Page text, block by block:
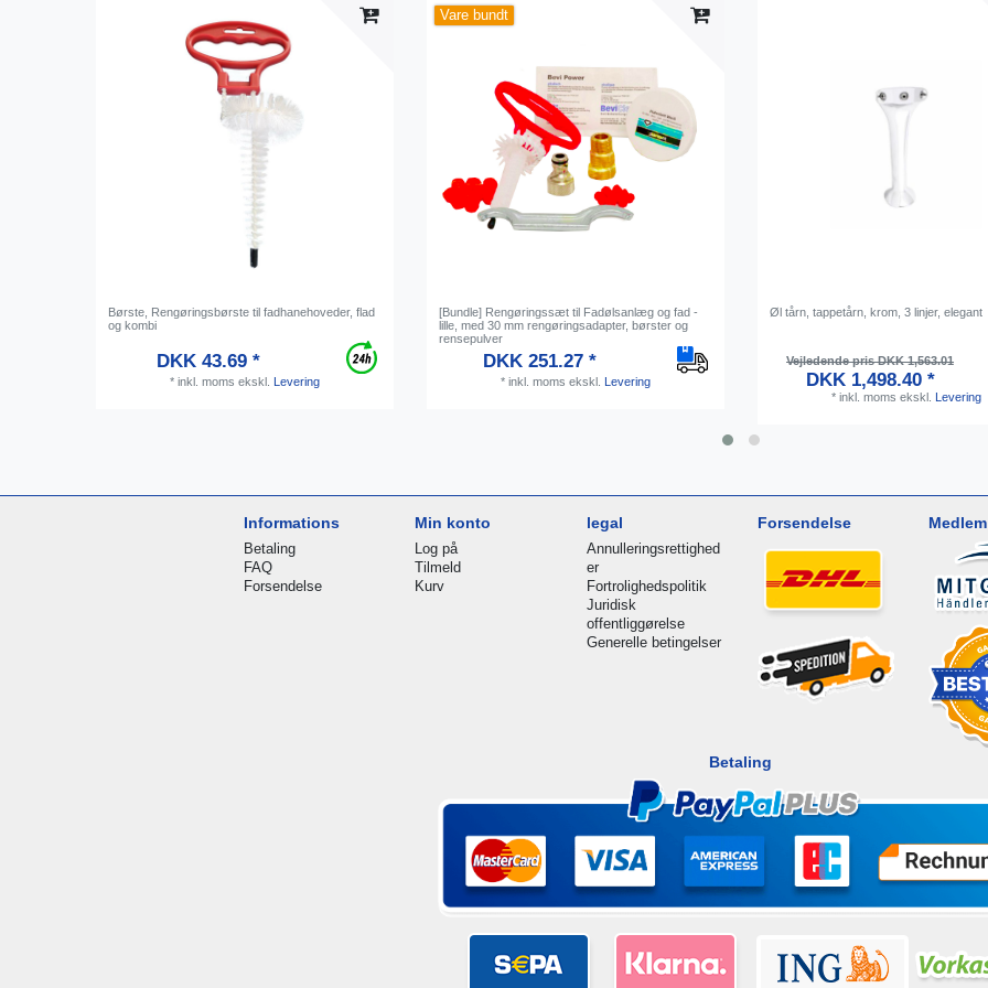
Børste, Rengøringsbørste til fadhanehoveder, flad
og kombi
DKK 43.69 *
* inkl. moms ekskl. Levering
Vare bundt
[Bundle] Rengøringssæt til Fadølsanlæg og fad -
lille, med 30 mm rengøringsadapter, børster og
rensepulver
DKK 251.27 *
* inkl. moms ekskl. Levering
Øl tårn, tappetårn, krom, 3 linjer, elegant
Vejledende pris DKK 1,563.01
DKK 1,498.40 *
* inkl. moms ekskl. Levering
Informations
Betaling
FAQ
Forsendelse
Min konto
Log på
Tilmeld
Kurv
legal
Annulleringsrettighed
er
Fortrolighedspolitik
Juridisk
offentliggørelse
Generelle betingelser
Forsendelse
Betaling